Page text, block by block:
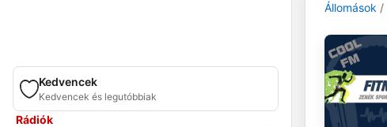
Kedvencek
Kedvencek és legutóbbiak
Rádiók
Állomások